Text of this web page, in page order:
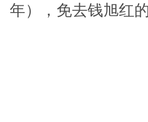
年），免去钱旭红